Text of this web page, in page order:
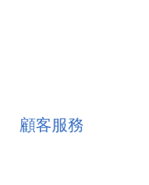
顧客服務